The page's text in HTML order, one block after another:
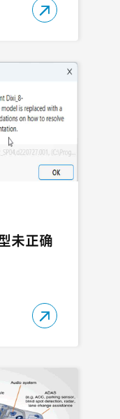

未正确
